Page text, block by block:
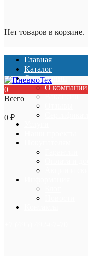
Нет товаров в корзине.
Главная
Каталог
О компании
О компании
Вакансии
0
Всего
0 ₽